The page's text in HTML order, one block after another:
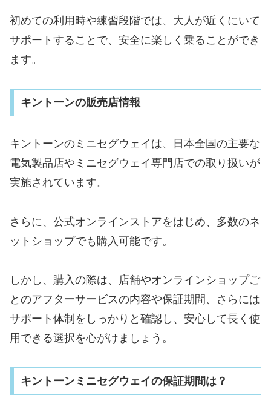
初めての利用時や練習段階では、大人が近くにいて
サポートすることで、安全に楽しく乗ることができ
ます。
キントーンの販売店情報
キントーンのミニセグウェイは、日本全国の主要な
電気製品店やミニセグウェイ専門店での取り扱いが
実施されています。
さらに、公式オンラインストアをはじめ、多数のネ
ットショップでも購入可能です。
しかし、購入の際は、店舗やオンラインショップご
とのアフターサービスの内容や保証期間、さらには
サポート体制をしっかりと確認し、安心して長く使
用できる選択を心がけましょう。
キントーンミニセグウェイの保証期間は？